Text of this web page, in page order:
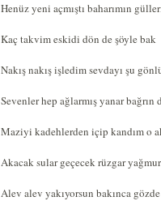
Henüz yeni açmıştı baharımın
Kaç takvim eskidi dön de şöyle bak
Nakış nakış işledim sevdayı şu
Sevenler hep ağlarmış yanar bağrın
Maziyi kadehlerden içip kandım o
Akacak sular geçecek rüzgar
Alev alev yakıyorsun bakınca